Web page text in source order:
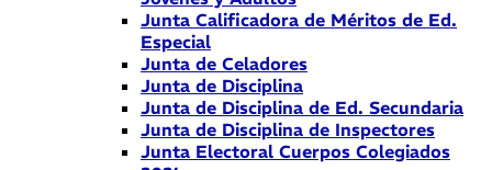
Junta Calificadora de Méritos de Ed.
Especial
Junta de Celadores
Junta de Disciplina
Junta de Disciplina de Ed. Secundaria
Junta de Disciplina de Inspectores
Junta Electoral Cuerpos Colegiados